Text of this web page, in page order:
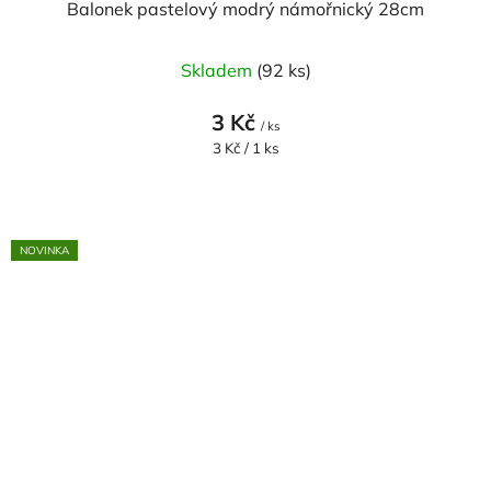
Balonek pastelový modrý námořnický 28cm
Skladem (92 ks)
3 Kč / ks
Měrná
3 Kč / 1 ks
NOVINKA